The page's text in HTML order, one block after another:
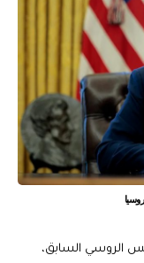
الروسي السابق،